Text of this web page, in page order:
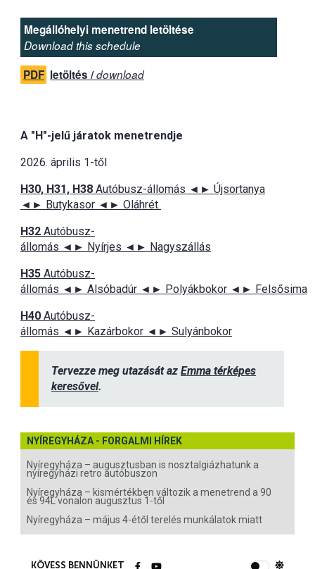
Megállóhelyi menetrend letöltése
Download this schedule
PDF letöltés /download
A "H"-jelű járatok menetrendje
2026. április 1-től
H30, H31, H38 Autóbusz-állomás ◄► Újsortanya
◄► Butykasor ◄► Oláhrét
H32 Autóbusz-
állomás ◄► Nyírjes ◄► Nagyszállás
H35 Autóbusz-
állomás ◄► Alsóbadúr ◄► Polyákbokor ◄► Felsősima
H40 Autóbusz-
állomás ◄► Kazárbokor ◄► Sulyánbokor
Tervezze meg utazását az Emma térképes
keresővel.
NYÍREGYHÁZA - FORGALMI HÍREK
Nyíregyháza – augusztusban is nosztalgiázhatunk a
nyíregyházi retro autóbuszon
Nyíregyháza – kismértékben változik a menetrend a 90
és 94L vonalon augusztus 1-től
Nyíregyháza – május 4-étől terelés munkálatok miatt